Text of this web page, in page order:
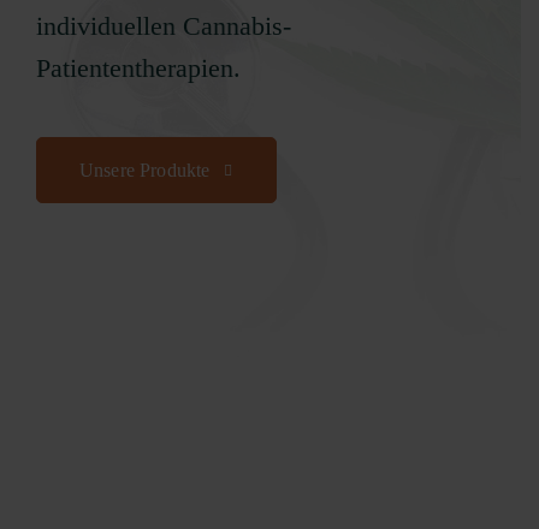
individuellen Cannabis-
Patiententherapien.
Unsere Produkte